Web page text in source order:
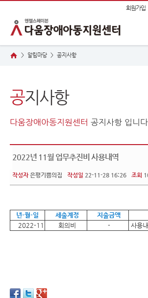
회원가입
> 알림마당 > 공지사항
공지사항
다움장애아동지원센터 공지사항 입니
2022년 11월 업무추진비 사용내역
작성자 은평기쁨의집 작성일 22-11-28 16:26 조회
년-월-일 세출계정 지출금액
2022-11
회의비 - 사용